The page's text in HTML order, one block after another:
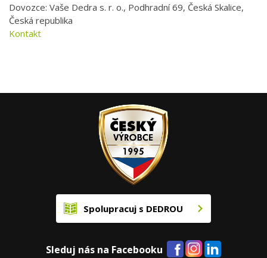
Dovozce: Vaše Dedra s. r. o., Podhradní 69, Česká Skalice,
Česká republika
Kontakt
Spolupracuj s DEDROU
Sleduj nás na Facebooku